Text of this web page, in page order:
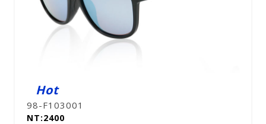
Hot
98-F103001
NT:2400